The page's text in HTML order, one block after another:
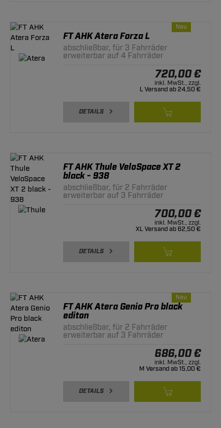
Neu
FT AHK Atera Forza L
abschließbar, für 3 Fahrräder
erweiterbar auf 4 Fahrräder
720,00 €
inkl. MwSt., zzgl.
L Versand ab 24,50 €
DETAILS
FT AHK Thule VeloSpace XT 2
black - 938
abschließbar, für 2 Fahrräder
erweiterbar auf 3 Fahrräder
700,00 €
inkl. MwSt., zzgl.
XL Versand ab 62,50 €
DETAILS
Neu
FT AHK Atera Genio Pro black
editon
abschließbar, für 2 Fahrräder
erweiterbar auf 3 Fahrräder
686,00 €
inkl. MwSt., zzgl.
M Versand ab 15,00 €
DETAILS